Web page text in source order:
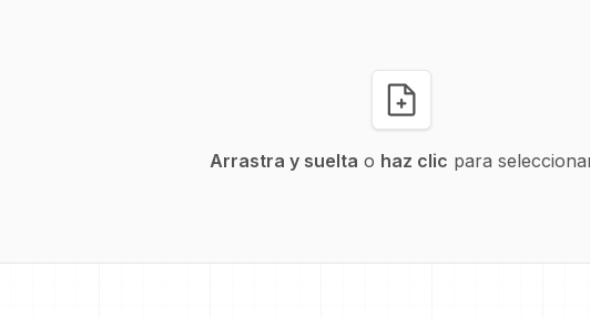
Arrastra y suelta o haz clic para